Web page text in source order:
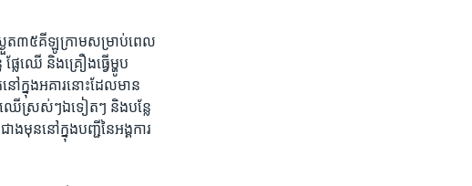
ងួត​៣៥គីឡូក្រាមសម្រាប់​ពេល​
ែ​ឈើ​ និង​គ្រឿង​ធ្វើ​ម្ហូប​
ៅ​ក្នុង​អគារ​នោះ​ដែល​មាន​
ើ​ស្រស់ៗ​ឯ​ទៀតៗ​ និង​បន្លែ
មុននៅ​ក្នុងបញ្ជី​នៃ​អង្គការ​